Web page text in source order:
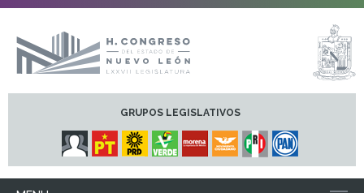
GRUPOS LEGISLATIVOS